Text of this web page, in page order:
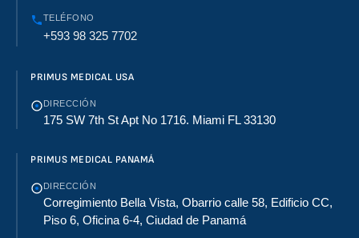
TELÉFONO
+593 98 325 7702
PRIMUS MEDICAL USA
DIRECCIÓN
175 SW 7th St Apt No 1716. Miami FL 33130
PRIMUS MEDICAL PANAMÁ
DIRECCIÓN
Corregimiento Bella Vista, Obarrio calle 58, Edificio CC,
Piso 6, Oficina 6-4, Ciudad de Panamá